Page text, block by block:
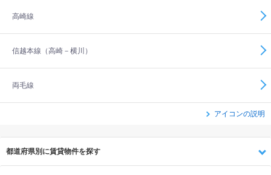
高崎線
信越本線（高崎－横川）
両毛線
アイコンの説明
都道府県別に賃貸物件を探す